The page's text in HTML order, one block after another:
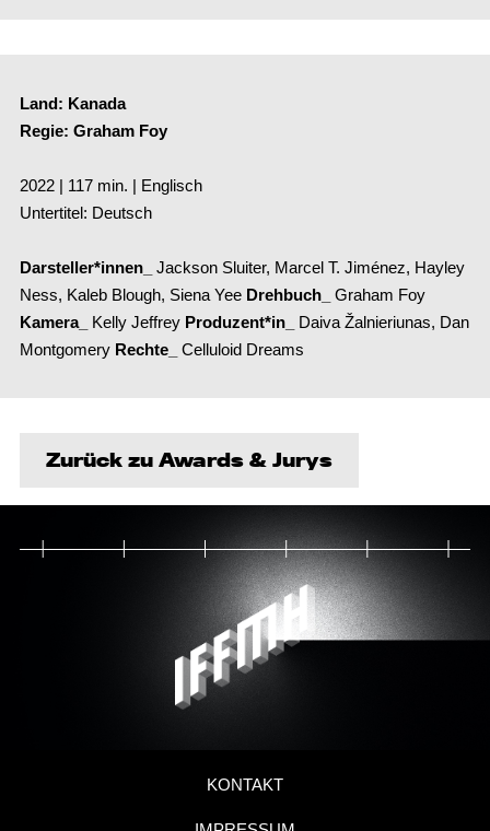
Land: Kanada
Regie: Graham Foy
2022 | 117 min. | Englisch
Untertitel: Deutsch
Darsteller*innen_ Jackson Sluiter, Marcel T. Jiménez, Hayley
Ness, Kaleb Blough, Siena Yee Drehbuch_
Graham Foy
Kamera_ Kelly Jeffrey Produzent*in_ Daiva Žalnieriunas, Dan
Montgomery Rechte_ Celluloid Dreams
Zurück zu Awards & Jurys
KONTAKT